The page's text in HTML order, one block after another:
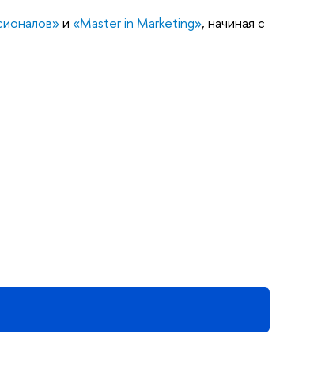
и «Master in Marketing», начиная с